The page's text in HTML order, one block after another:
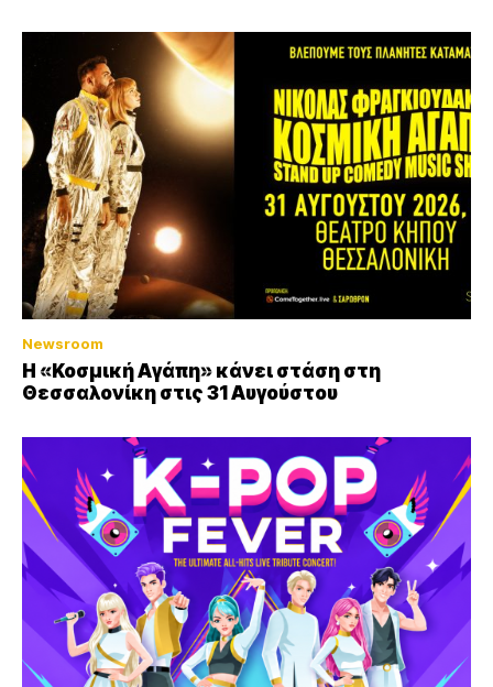
Newsroom
Η «Κοσμική Αγάπη» κάνει στάση στη
Θεσσαλονίκη στις 31 Αυγούστου